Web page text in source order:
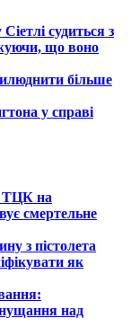
судиться з
що воно
більше
у справі
ТЦК на
смертельне
з пістолета
як
над